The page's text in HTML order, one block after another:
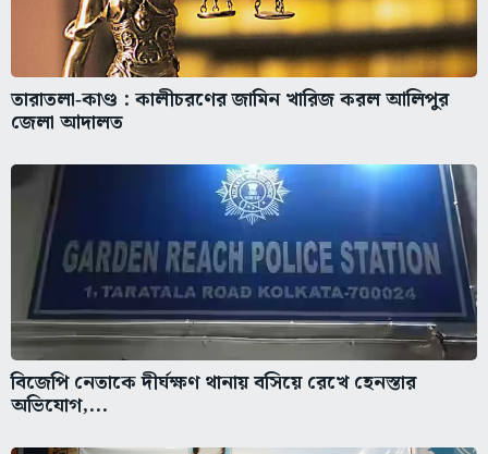
তারাতলা‑কাণ্ড : কালীচরণের জামিন খারিজ করল আলিপুর
জেলা আদালত
বিজেপি নেতাকে দীর্ঘক্ষণ থানায় বসিয়ে রেখে হেনস্তার
অভিযোগ,...